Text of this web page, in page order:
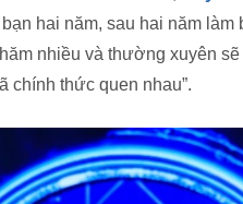
hai năm, sau hai năm
nhiều và thường xuyên
chính thức quen nhau”.